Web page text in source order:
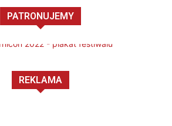
PATRONUJEMY
REKLAMA